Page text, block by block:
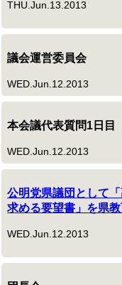
THU.Jun.13.2013
議会運営委員会
WED.Jun.12.2013
本会議代表質問1日目
WED.Jun.12.2013
公明党県議団として
求める要望書」を県
WED.Jun.12.2013